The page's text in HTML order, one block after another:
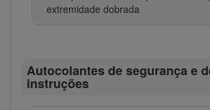
extremidade dobrada
Autocolantes de segurança e
instruções